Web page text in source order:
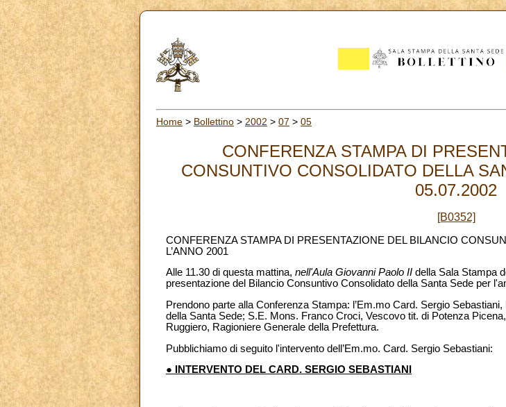
Home > Bollettino > 2002 > 07 > 05
CONFERENZA STAMPA DI
CONSUNTIVO CONSOLIDATO DELLA
05.07.2002
[B0352]
CONFERENZA STAMPA DI PRESENTAZIONE DEL BILANCIO
L’ANNO 2001
Alle 11.30 di questa mattina, nell'Aula Giovanni Paolo II della Sala Stampa
presentazione del Bilancio Consuntivo Consolidato della Santa Sede per
Prendono parte alla Conferenza Stampa: l’Em.mo Card. Sergio
della Santa Sede; S.E. Mons. Franco Croci, Vescovo tit. di Potenza
Ruggiero, Ragioniere Generale della Prefettura.
Pubblichiamo di seguito l'intervento dell’Em.mo. Card. Sergio Sebastiani:
● INTERVENTO DEL CARD. SERGIO SEBASTIANI